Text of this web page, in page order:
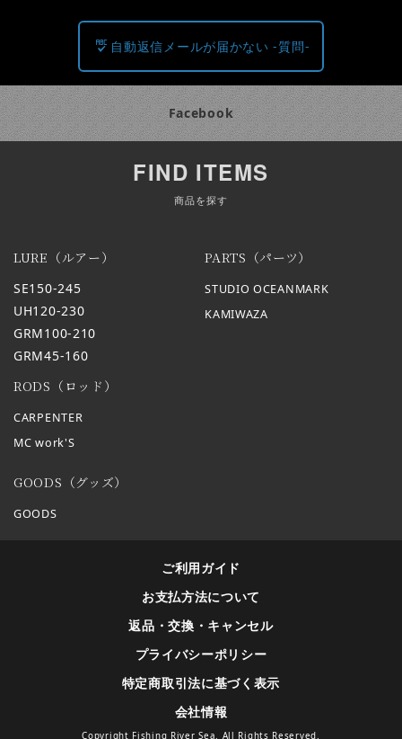
自動返信メールが届かない -質問-
Facebook
FIND ITEMS
商品を探す
LURE（ルアー）
SE150-245
UH120-230
GRM100-210
GRM45-160
RODS（ロッド）
CARPENTER
MC work'S
PARTS（パーツ）
STUDIO OCEANMARK
KAMIWAZA
GOODS（グッズ）
GOODS
ご利用ガイド
お支払方法について
返品・交換・キャンセル
プライバシーポリシー
特定商取引法に基づく表示
会社情報
Copyright Fishing River Sea. All Rights Reserved.